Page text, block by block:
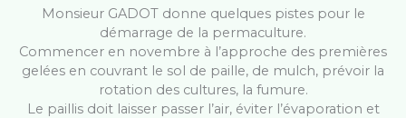
Monsieur GADOT donne quelques pistes pour le
démarrage de la permaculture.
Commencer en novembre à l’approche des premières
gelées en couvrant le sol de paille, de mulch, prévoir la
rotation des cultures, la fumure.
Le paillis doit laisser passer l’air, éviter l’évaporation et